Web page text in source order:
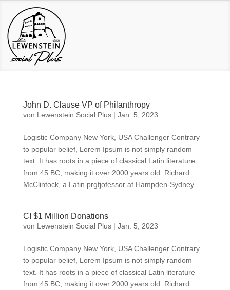
John D. Clause VP of Philanthropy
von Lewenstein Social Plus| Jan. 5, 2023
Logistic Company New York, USA Challenger Contrary
to popular belief, Lorem Ipsum is not simply random
text. It has roots in a piece of classical Latin literature
from 45 BC, making it over 2000 years old. Richard
McClintock, a Latin prgfjofessor at Hampden-Sydney...
CI $1 Million Donations
von Lewenstein Social Plus| Jan. 5, 2023
Logistic Company New York, USA Challenger Contrary
to popular belief, Lorem Ipsum is not simply random
text. It has roots in a piece of classical Latin literature
from 45 BC, making it over 2000 years old. Richard